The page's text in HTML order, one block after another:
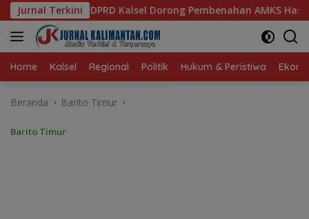
Langsung
ke
konten
Jurnal Terkini
Pembenahan AMKS Hasanuddin Ketua TP PKK
Home Kalsel Regional Politik Hukum & Peristiwa
Beranda Barito Timur
Barito Timur